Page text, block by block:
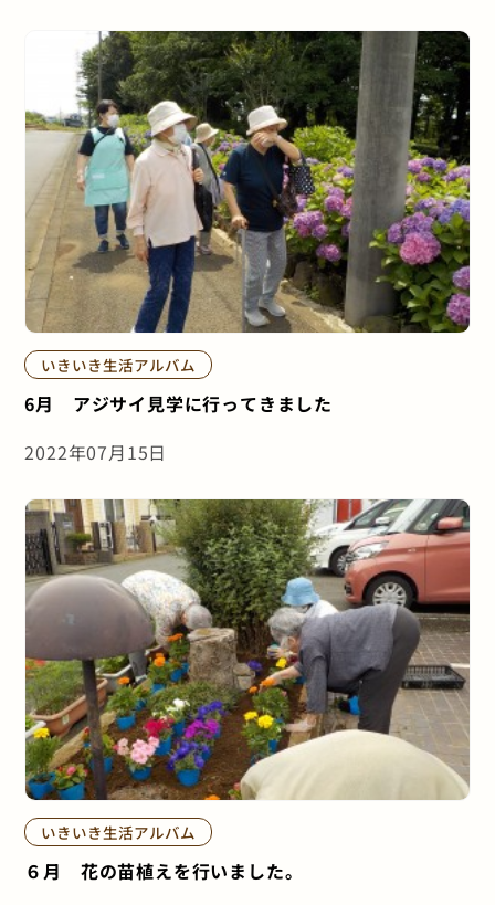
いきいき生活アルバム
6月 アジサイ見学に行ってきました
2022年07月15日
いきいき生活アルバム
６月 花の苗植えを行いました。